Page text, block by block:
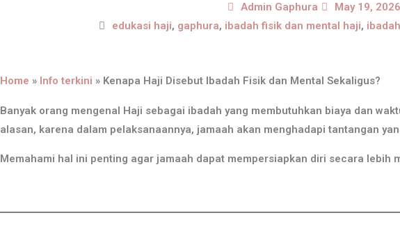
Admin Gaphura May 19, 2026
edukasi haji, gaphura, ibadah fisik dan mental haji,
Home » Info terkini » Kenapa Haji Disebut Ibadah Fisik dan Mental Sekaligus?
Banyak orang mengenal Haji sebagai ibadah yang membutuhkan biaya dan
alasan, karena dalam pelaksanaannya, jamaah akan menghadapi tantangan
Memahami hal ini penting agar jamaah dapat mempersiapkan diri secara lebih